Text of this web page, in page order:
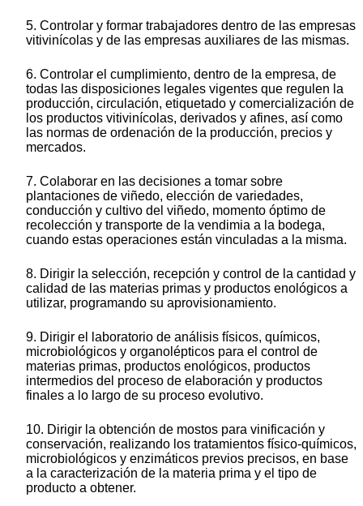
5. Controlar y formar trabajadores dentro de las empresas
vitivinícolas y de las empresas auxiliares de las mismas.
6. Controlar el cumplimiento, dentro de la empresa, de
todas las disposiciones legales vigentes que regulen la
producción, circulación, etiquetado y comercialización de
los productos vitivinícolas, derivados y afines, así como
las normas de ordenación de la producción, precios y
mercados.
7. Colaborar en las decisiones a tomar sobre
plantaciones de viñedo, elección de variedades,
conducción y cultivo del viñedo, momento óptimo de
recolección y transporte de la vendimia a la bodega,
cuando estas operaciones están vinculadas a la misma.
8. Dirigir la selección, recepción y control de la cantidad y
calidad de las materias primas y productos enológicos a
utilizar, programando su aprovisionamiento.
9. Dirigir el laboratorio de análisis físicos, químicos,
microbiológicos y organolépticos para el control de
materias primas, productos enológicos, productos
intermedios del proceso de elaboración y productos
finales a lo largo de su proceso evolutivo.
10. Dirigir la obtención de mostos para vinificación y
conservación, realizando los tratamientos físico-químicos,
microbiológicos y enzimáticos previos precisos, en base
a la caracterización de la materia prima y el tipo de
producto a obtener.